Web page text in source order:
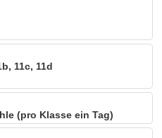
11c, 11d
(pro Klasse ein Tag)